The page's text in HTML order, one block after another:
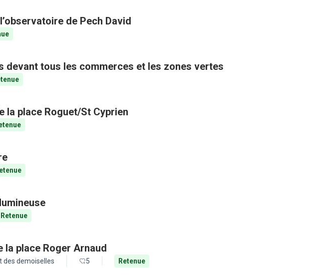
de Pech David
devant tous les commerces et les zones vertes
la place Roguet/St Cyprien
Retenue
place Roger Arnaud
des demoiselles 5 Retenue